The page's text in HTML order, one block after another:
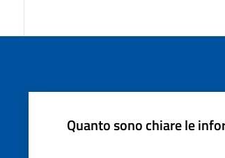
Quanto sono chiare le